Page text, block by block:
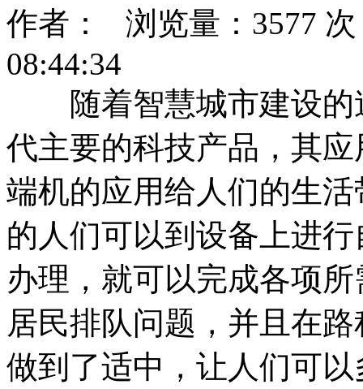
作者： 浏览量：3577
08:44:34
随着智慧城市建设的
代主要的科技产品，其
端机的应用给人们的生
的人们可以到设备上进
办理，就可以完成各项
居民排队问题，并且在
做到了适中，让人们可